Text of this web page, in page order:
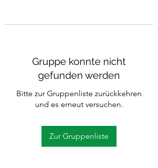
Gruppe konnte nicht
gefunden werden
Bitte zur Gruppenliste zurückkehren
und es erneut versuchen.
Zur Gruppenliste